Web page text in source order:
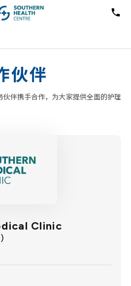
伙伴
伙伴携手合作，为大家提供全面的护理
Clinic